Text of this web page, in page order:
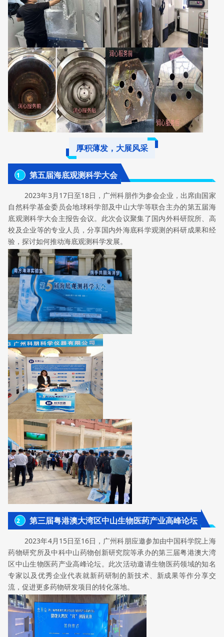
厚积薄发，大展风采
1 第五届海底观测科学大会
2023年3月17日至18日，广州科朋作为参会企业，出席由国家
自然科学基金委员会地球科学部及中山大学等联合主办的第五届海
底观测科学大会主报告会议。此次会议聚集了国内外科研院所、高
校及企业等的专业人员，分享国内外海底科学观测的科研成果和经
验，探讨如何推动海底观测科学发展。
2 第三届粤港澳大湾区中山生物医药产业高峰论坛
2023年4月15日至16日，广州科朋应邀参加由中国科学院上海
药物研究所及中科中山药物创新研究院等承办的第三届粤港澳大湾
区中山生物医药产业高峰论坛。此次活动邀请生物医药领域的知名
专家以及优秀企业代表就新药研制的新技术、新成果等作分享交
流，促进更多药物研发项目的转化落地。